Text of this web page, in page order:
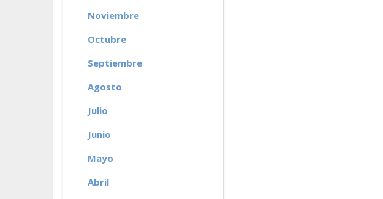
Noviembre
Octubre
Septiembre
Agosto
Julio
Junio
Mayo
Abril